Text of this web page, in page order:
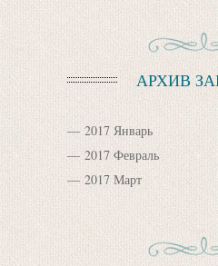
АРХИВ
2017 Январь
2017 Февраль
2017 Март